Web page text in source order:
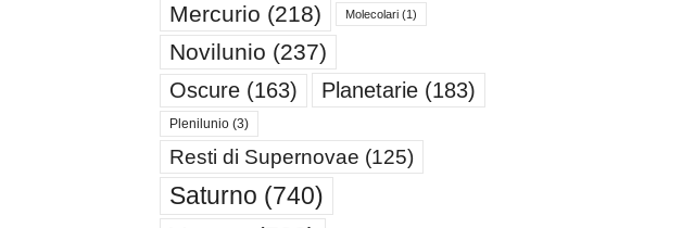
Mercurio (218) Molecolari(1)
Novilunio (237)
Oscure(163) Planetarie(183)
Plenilunio(3)
Resti di Supernovae (125)
Saturno (740)